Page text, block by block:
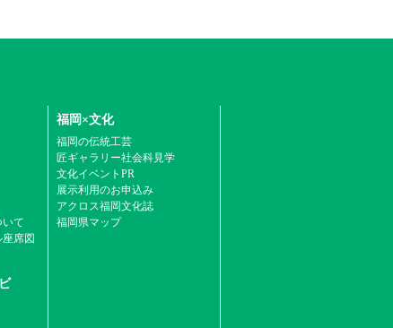
て
席図
福岡×文化
福岡の伝統工芸
匠ギャラリー社会科見学
文化イベントPR
展示利用のお申込み
アクロス福岡文化誌
福岡県マップ